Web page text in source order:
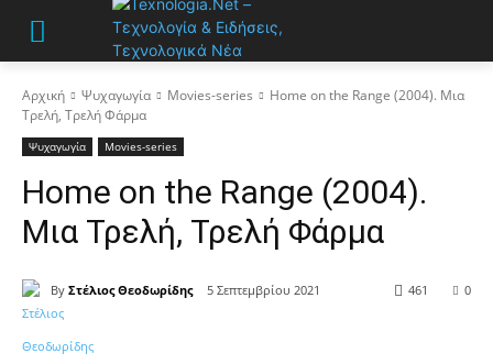
Αρχική Ψυχαγωγία Movies-series
Home on the Range (2004). Μια
Τρελή, Τρελή Φάρμα
Ψυχαγωγία Movies-series
Home on the Range (2004).
Μια Τρελή, Τρελή Φάρμα
By Στέλιος Θεοδωρίδης 5 Σεπτεμβρίου 2021 0
461